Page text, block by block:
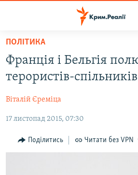
Перейти
основного
матеріалу
Перейти
до
навігації
Перейти
ВОДА.КРИМ
ВІДЕО ТА ФОТО
ПОЛІТИКА
БЛОГИ
ПОГЛЯД
ПОЛІТИКА
Франція і Бельгія
терористів-спільників
Віталій Єреміца
17 листопад 2015, 07:30
Поділитись Читати без VPN